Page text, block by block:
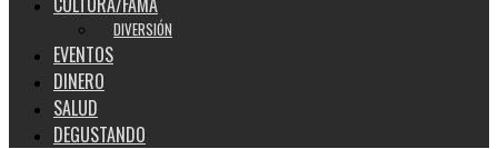
DIVERSIÓN
EVENTOS
DINERO
SALUD
DEGUSTANDO